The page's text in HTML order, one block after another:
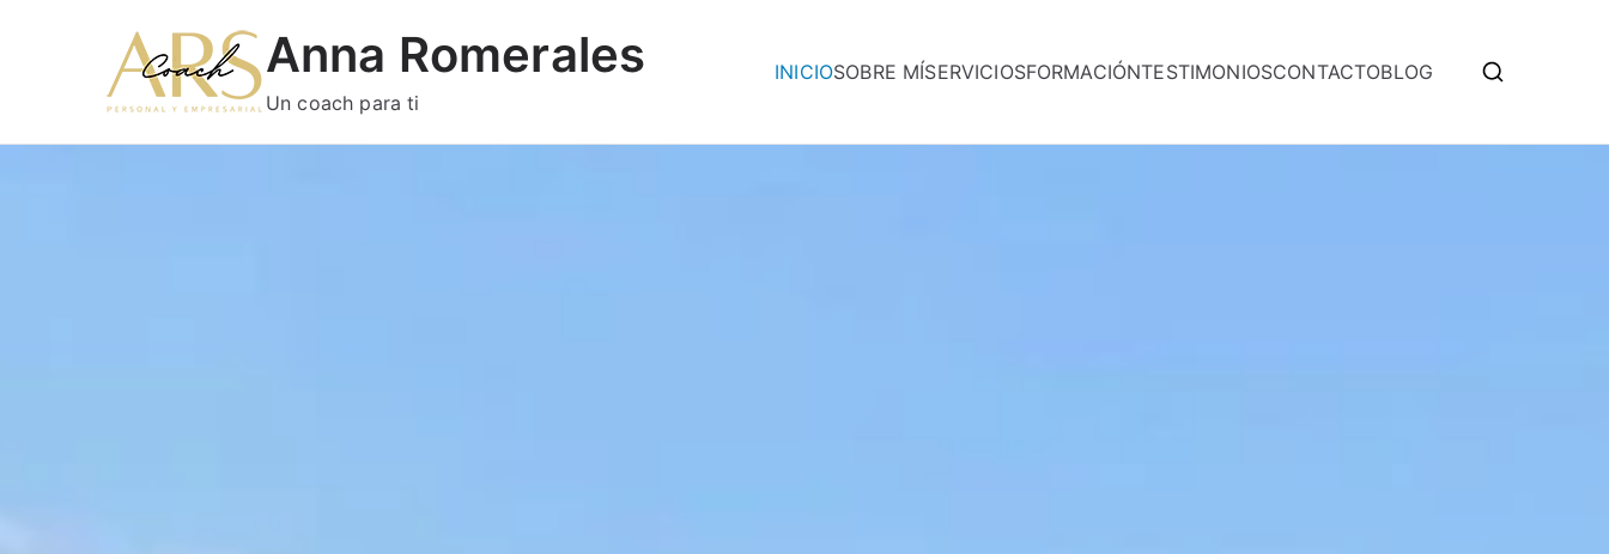
Anna Romerales
Un coach para ti
INICIOSOBRE MÍSERVICIOSFORMACIÓNTESTIMONIOSCONTACTOBLOG